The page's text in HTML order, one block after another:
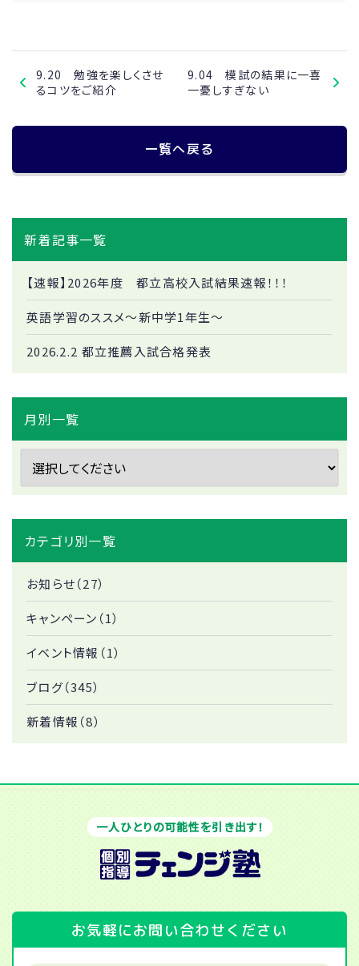
9.20 勉強を楽しくさせ
るコツをご紹介
9.04 模試の結果に一喜
一憂しすぎない
一覧へ戻る
新着記事一覧
【速報】2026年度 都立高校入試結果速報！！！
英語学習のススメ～新中学1年生～
2026.2.2 都立推薦入試合格発表
月別一覧
カテゴリ別一覧
お知らせ（27）
キャンペーン（1）
イベント情報（1）
ブログ（345）
新着情報（8）
一人ひとりの可能性を引き出す！
お気軽にお問い合わせください